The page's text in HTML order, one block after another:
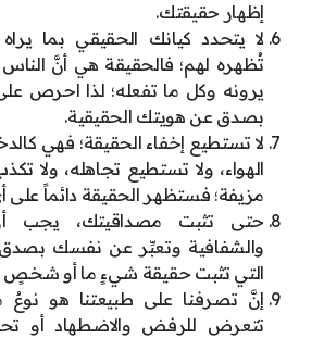
إظهار حقيقتك.
لا يتحدد كيانك الحقيقي بما يراه
تُظهره لهم؛ فالحقيقة هي أنَّ
يرونه وكل ما تفعله؛ لذا احرص
بصدق عن هويتك الحقيقية.
لا تستطيع إخفاء الحقيقة؛ فهي
الهواء، ولا تستطيع تجاهله، ولا
مزيفة؛ فستظهر الحقيقة دائماً على
حتى تثبت مصداقيتك، يجب أن
والشفافية وتعبِّر عن نفسك
التي تثبت حقيقة شيءٍ ما أو شخصٍ
إنَّ تصرفنا على طبيعتنا هو نوعٌ
تتعرض للرفض والاضطهاد أو